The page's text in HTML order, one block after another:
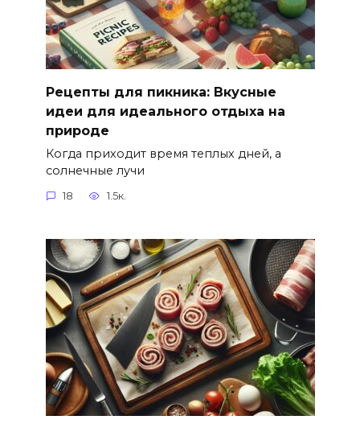
Рецепты для пикника: Вкусные
идеи для идеального отдыха на
природе
Когда приходит время теплых дней, а
солнечные лучи
18 1.5к.